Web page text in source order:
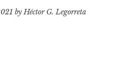
byHéctor G. Legorreta